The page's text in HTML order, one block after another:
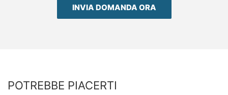
INVIA DOMANDA ORA
POTREBBE PIACERTI